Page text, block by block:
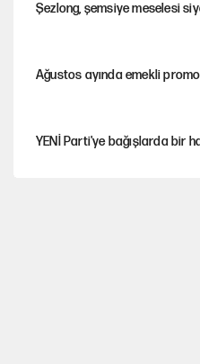
Şezlong, şemsiye meselesi
Ağustos ayında emekli
YENİ Parti'ye bağışlarda bir